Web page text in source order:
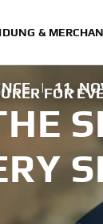
&
FOR
| 11.